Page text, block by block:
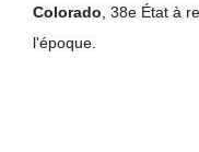
Colorado , 38e État à
l'époque.